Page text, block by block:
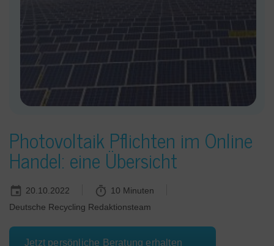
Photovoltaik Pflichten im Online
Handel: eine Übersicht
20.10.2022
10 Minuten
Deutsche Recycling Redaktionsteam
Jetzt persönliche Beratung erhalten